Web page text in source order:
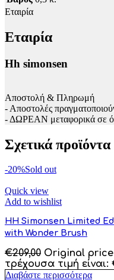
Εταιρία
Εταιρία
Hh simonsen
Αποστολή & Πληρωμή
- Αποστολές
- ΔΩΡΕΑΝ μεταφορικά σε
Σχετικά προϊόντα
-20%Sold out
Quick view
Add to wishlist
HH Simonsen Limited
with Wonder Brush
€209,00 Original price
τρέχουσα τιμή είναι:
Διαβάστε περισσότερα